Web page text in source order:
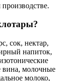
сок, нектар,
напиток,
вина, молочные
молоко,